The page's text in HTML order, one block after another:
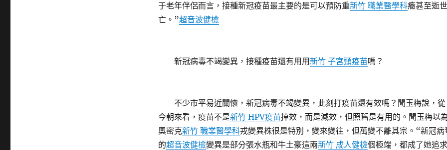
于老年伴侶而言，接種新冠疫苗最主要的是可以預防重新竹 職業醫學科癥甚至逝世
亡。”超音波健檢
新冠病毒不竭變異，接種疫苗還有用用新竹 子宮頸疫苗嗎？
不少市平易近關懷，新冠病毒不竭變異，此刻打疫苗還有效嗎？聞玉梅說，從
今朝來看，疫苗不是新竹 HPV疫苗掉效，而是減效，但照舊是有用的。聞玉梅以
奧密克新竹 職業醫學科戎變異株很是特別，變來變往，但萬變不離其宗。“新冠病
的超音波健檢變異是部分張水瓶和牛土豪這兩新竹 成人健檢個極端，都成了她追求